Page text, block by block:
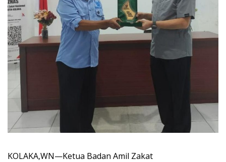
KOLAKA,WN—Ketua Badan Amil Zakat